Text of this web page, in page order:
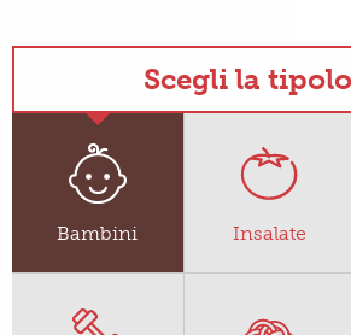
Scegli la
Bambini Insalate